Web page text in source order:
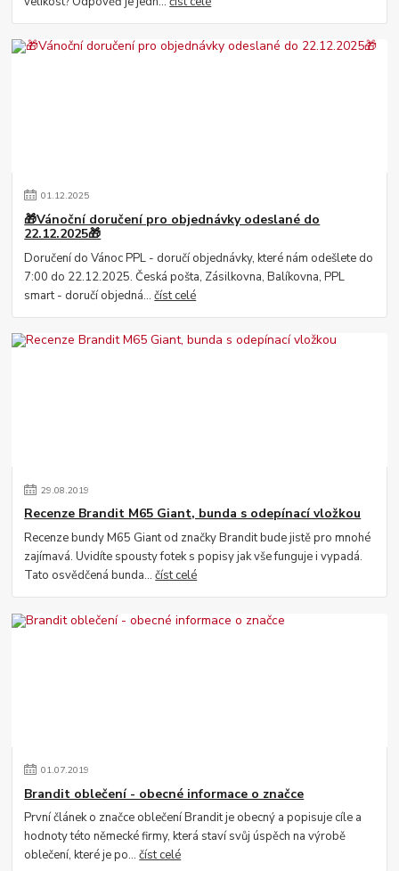
01.12.2025
🎁Vánoční doručení pro objednávky odeslané do
22.12.2025🎁
Doručení do Vánoc PPL - doručí objednávky, které nám odešlete do
7:00 do 22.12.2025. Česká pošta, Zásilkovna, Balíkovna, PPL
smart - doručí objedná...číst celé
29.08.2019
Recenze Brandit M65 Giant, bunda s odepínací vložkou
Recenze bundy M65 Giant od značky Brandit bude jistě pro mnohé
zajímavá. Uvidíte spousty fotek s popisy jak vše funguje i vypadá.
Tato osvědčená bunda...číst celé
01.07.2019
Brandit oblečení - obecné informace o značce
První článek o značce oblečení Brandit je obecný a popisuje cíle a
hodnoty této německé firmy, která staví svůj úspěch na výrobě
oblečení, které je po...číst celé